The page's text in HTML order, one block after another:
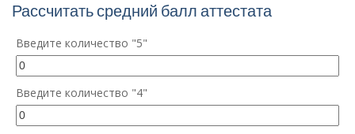
Рассчитать средний балл аттестата
Введите количество "5"
Введите количество "4"